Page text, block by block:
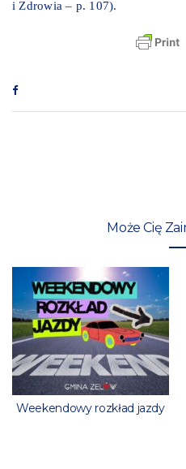
i Zdrowia – p. 107).
Może Cię
Weekendowy rozkład jazdy